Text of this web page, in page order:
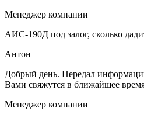
Менеджер компании
АИС-190Д под залог, сколько
Антон
Добрый день. Передал
Вами свяжутся в ближайшее
Менеджер компании